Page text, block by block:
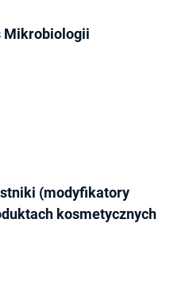
Mikrobiologii
(modyfikatory
kosmetycznych